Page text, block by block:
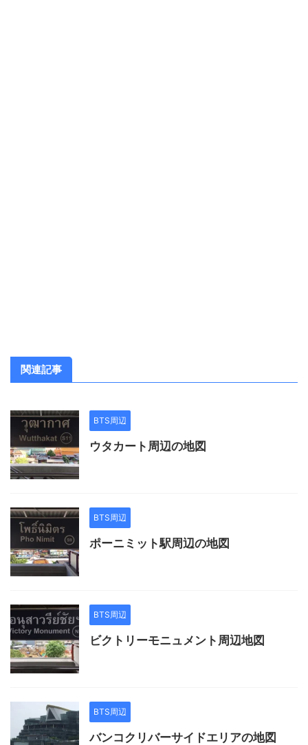
関連記事
BTS周辺
ウタカート周辺の地図
BTS周辺
ポーニミット駅周辺の地図
BTS周辺
ビクトリーモニュメント周辺地図
BTS周辺
バンコクリバーサイドエリアの地図